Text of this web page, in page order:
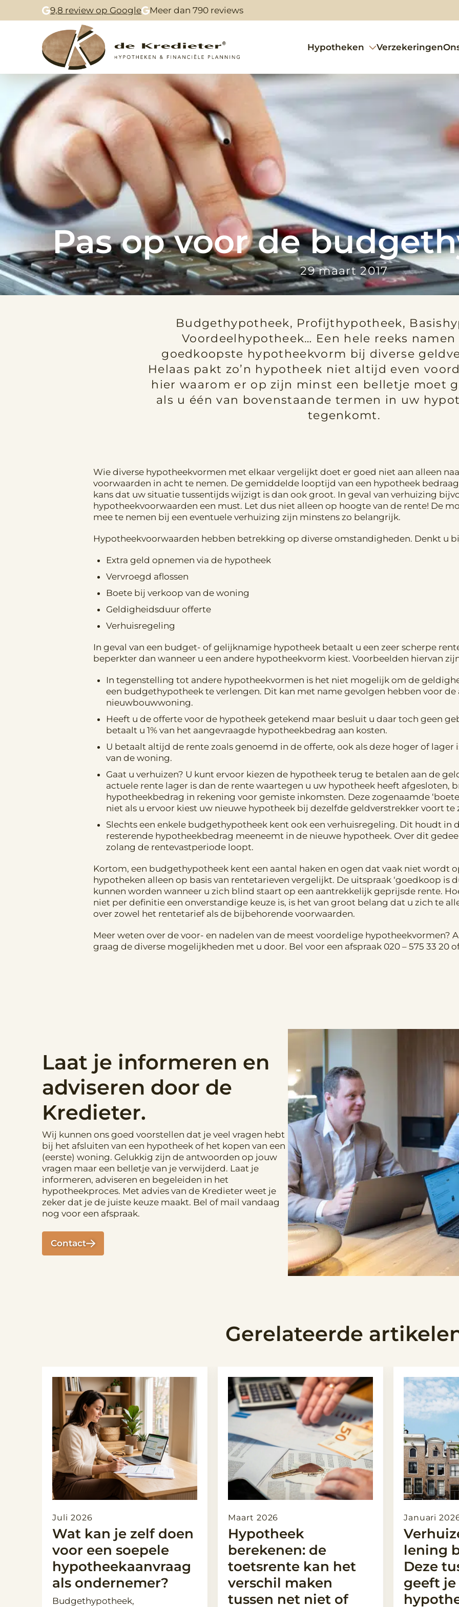
9,8 review op Google Meer dan 790 reviews
Hypotheken Verzekeringen
Pas op voor de
29 maart 2017
Budgethypotheek, Profijthypotheek,
Voordeelhypotheek… Een hele reeks
goedkoopste hypotheekvorm bij diverse
Helaas pakt zo’n hypotheek niet altijd even
hier waarom er op zijn minst een belletje moet
als u één van bovenstaande termen in uw
tegenkomt.
Wie diverse hypotheekvormen met elkaar vergelijkt doet er goed niet aan alleen
voorwaarden in acht te nemen. De gemiddelde looptijd van een hypotheek
kans dat uw situatie tussentijds wijzigt is dan ook groot. In geval van verhuizing
hypotheekvoorwaarden een must. Let dus niet alleen op hoogte van de rente! De
mee te nemen bij een eventuele verhuizing zijn minstens zo belangrijk.
Hypotheekvoorwaarden hebben betrekking op diverse omstandigheden. Denkt u
Extra geld opnemen via de hypotheek
Vervroegd aflossen
Boete bij verkoop van de woning
Geldigheidsduur offerte
Verhuisregeling
In geval van een budget- of gelijknamige hypotheek betaalt u een zeer scherpe
beperkter dan wanneer u een andere hypotheekvorm kiest. Voorbeelden hiervan
In tegenstelling tot andere hypotheekvormen is het niet mogelijk om de
een budgethypotheek te verlengen. Dit kan met name gevolgen hebben voor de
nieuwbouwwoning.
Heeft u de offerte voor de hypotheek getekend maar besluit u daar toch geen
betaalt u 1% van het aangevraagde hypotheekbedrag aan kosten.
U betaalt altijd de rente zoals genoemd in de offerte, ook als deze hoger of
van de woning.
Gaat u verhuizen? U kunt ervoor kiezen de hypotheek terug te betalen aan de
actuele rente lager is dan de rente waartegen u uw hypotheek heeft afgesloten,
hypotheekbedrag in rekening voor gemiste inkomsten. Deze zogenaamde
niet als u ervoor kiest uw nieuwe hypotheek bij dezelfde geldverstrekker voort te
Slechts een enkele budgethypotheek kent ook een verhuisregeling. Dit houdt in
resterende hypotheekbedrag meeneemt in de nieuwe hypotheek. Over dit
zolang de rentevastperiode loopt.
Kortom, een budgethypotheek kent een aantal haken en ogen dat vaak niet wordt
hypotheken alleen op basis van rentetarieven vergelijkt. De uitspraak ‘goedkoop is
kunnen worden wanneer u zich blind staart op een aantrekkelijk geprijsde rente.
niet per definitie een onverstandige keuze is, is het van groot belang dat u zich te
over zowel het rentetarief als de bijbehorende voorwaarden.
Meer weten over de voor- en nadelen van de meest voordelige hypotheekvormen?
graag de diverse mogelijkheden met u door. Bel voor een afspraak 020 – 575 33 20
Laat je informeren en
adviseren door de
Kredieter.
Wij kunnen ons goed voorstellen dat je veel vragen hebt
bij het afsluiten van een hypotheek of het kopen van een
(eerste) woning. Gelukkig zijn de antwoorden op jouw
vragen maar een belletje van je verwijderd. Laat je
informeren, adviseren en begeleiden in het
hypotheekproces. Met advies van de Kredieter weet je
zeker dat je de juiste keuze maakt. Bel of mail vandaag
nog voor een afspraak.
Contact
Gerelateerde
Juli 2026
Wat kan je zelf doen
voor een soepele
hypotheekaanvraag
als ondernemer?
Budgethypotheek,
Maart 2026
Hypotheek
berekenen: de
toetsrente kan het
verschil maken
tussen net niet of
Januari
lening
Deze
geeft